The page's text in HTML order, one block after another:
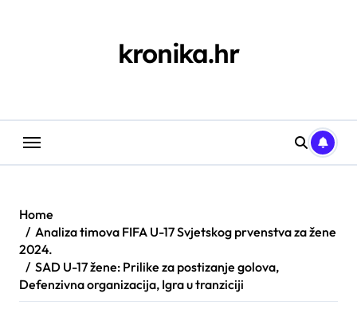
kronika.hr
Home
Analiza timova FIFA U-17 Svjetskog prvenstva za žene
2024.
SAD U-17 žene: Prilike za postizanje golova,
Defenzivna organizacija, Igra u tranziciji